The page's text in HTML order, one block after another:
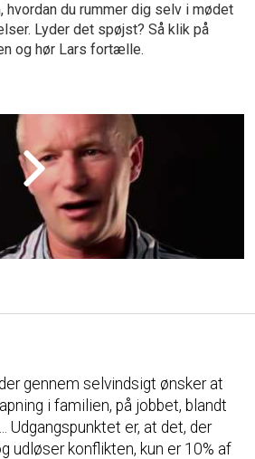
hvordan du rummer dig selv i mødet
Lyder det spøjst? Så klik på
og hør Lars fortælle.
gennem selvindsigt ønsker at
i familien, på jobbet, blandt
Udgangspunktet er, at det, der
udløser konflikten, kun er 10% af